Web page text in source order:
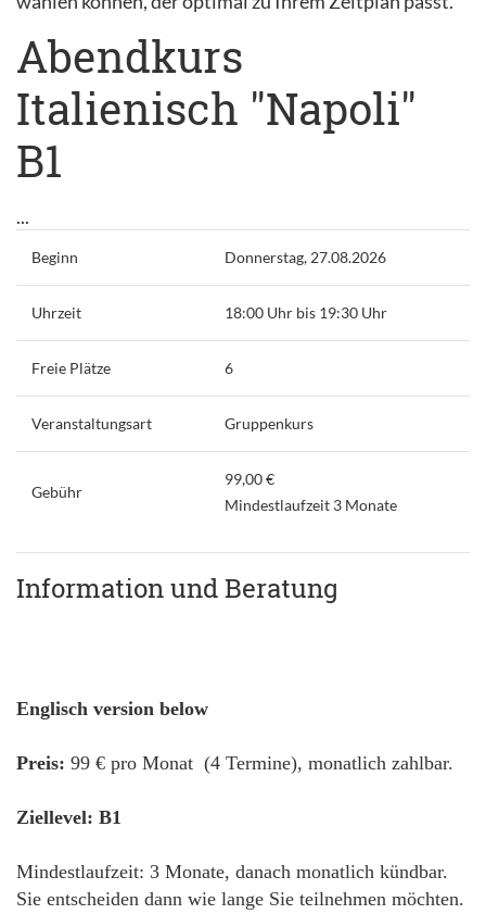
Abendkurs
Italienisch "Napoli"
B1
...
Beginn Donnerstag, 27.08.2026
Uhrzeit 18:00 Uhr bis 19:30 Uhr
Freie Plätze 6
Veranstaltungsart Gruppenkurs
Gebühr
99,00 €
Mindestlaufzeit 3 Monate
Information und Beratung
Englisch version below
Preis: 99 € pro Monat (4 Termine), monatlich zahlbar.
Ziellevel: B1
Mindestlaufzeit: 3 Monate, danach monatlich kündbar.
Sie entscheiden dann wie lange Sie teilnehmen möchten.